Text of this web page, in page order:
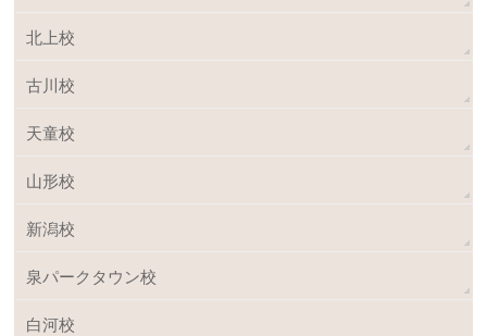
北上校
古川校
天童校
山形校
新潟校
泉パークタウン校
白河校